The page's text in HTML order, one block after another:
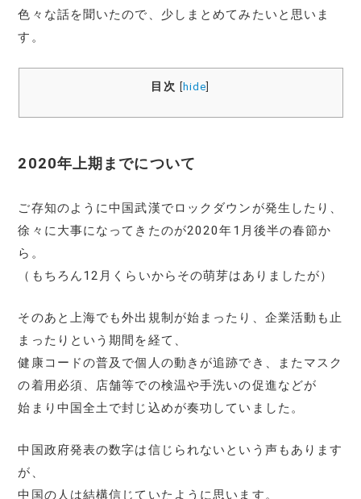
色々な話を聞いたので、少しまとめてみたいと思いま
す。
目次 hide
2020年上期までについて
ご存知のように中国武漢でロックダウンが発生したり、
徐々に大事になってきたのが2020年1月後半の春節か
ら。
（もちろん12月くらいからその萌芽はありましたが）
そのあと上海でも外出規制が始まったり、企業活動も止
まったりという期間を経て、
健康コードの普及で個人の動きが追跡でき、またマスク
の着用必須、店舗等での検温や手洗いの促進などが
始まり中国全土で封じ込めが奏功していました。
中国政府発表の数字は信じられないという声もあります
が、
中国の人は結構信じていたように思います。